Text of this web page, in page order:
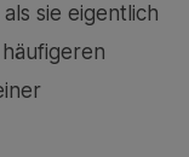
sie eigentlich